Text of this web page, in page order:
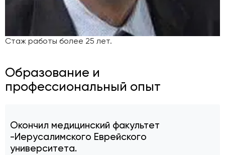
Стаж работы более 25 лет.
Образование и
профессиональный опыт
Окончил медицинский факультет
-Иерусалимского Еврейского
университета.